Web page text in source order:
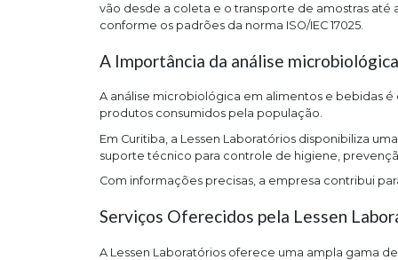
vão desde a coleta e o transporte de amostras até
conforme os padrões da norma ISO/IEC 17025.
A Importância da análise
A análise microbiológica em alimentos e bebidas
produtos consumidos pela população.
Em Curitiba, a Lessen Laboratórios disponibiliza
suporte técnico para controle de higiene,
Com informações precisas, a empresa contribui
Serviços Oferecidos pela Lessen
A Lessen Laboratórios oferece uma ampla gama